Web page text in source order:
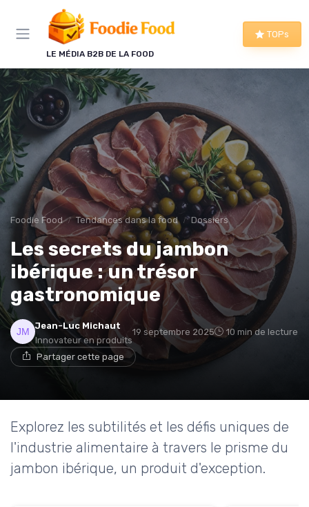
LE MÉDIA B2B DE LA FOOD
TOPs
Foodie Food Tendances dans la food Dossiers
Les secrets du jambon
ibérique : un trésor
gastronomique
Jean-Luc Michaut
Innovateur en produits
19 septembre 2025 10 min de lecture
Partager cette page
Explorez les subtilités et les défis uniques de
l'industrie alimentaire à travers le prisme du
jambon ibérique, un produit d'exception.
Panneau de gestion des cookies